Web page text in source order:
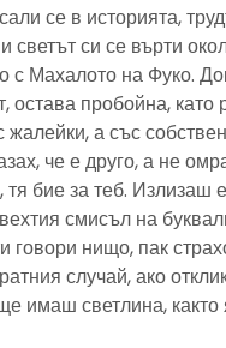
се в историята,
светът си се върти
с Махалото на Фуко.
остава пробойна, като
а със
че е друго, а не
бие за теб. Излизаш
смисъл на
говори нищо, пак
случай, ако
имаш светлина, както